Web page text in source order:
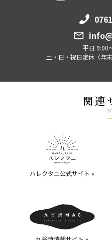
平日 9:00
土・日・祝日定休（年
関連
ハレクタニ公式サイト »